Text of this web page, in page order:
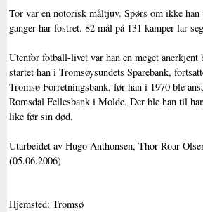
Tor var en notorisk måltjuv. Spørs om ikke
ganger har fostret. 82 mål på 131 kamper lar
Utenfor fotball-livet var han en meget anerkjent
startet han i Tromsøysundets Sparebank,
Tromsø Forretningsbank, før han i 1970 ble
Romsdal Fellesbank i Molde. Der ble han til
like før sin død.
Utarbeidet av Hugo Anthonsen, Thor-Roar
(05.06.2006)
Hjemsted: Tromsø